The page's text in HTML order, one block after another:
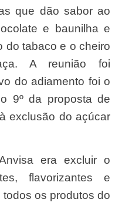
que dão sabor ao
e baunilha e
do tabaco e o cheiro
A reunião foi
do adiamento foi o
9º da proposta de
exclusão do açúcar
flavorizantes e
os produtos do